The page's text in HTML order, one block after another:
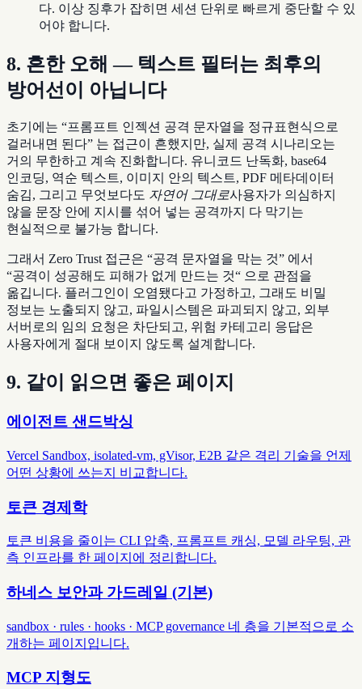
다. 이상 징후가 잡히면 세션 단위로 빠르게 중단할 수 있
어야 합니다.
8. 흔한 오해 — 텍스트 필터는 최후의
방어선이 아닙니다
초기에는 “프롬프트 인젝션 공격 문자열을 정규표현식으로
걸러내면 된다” 는 접근이 흔했지만, 실제 공격 시나리오는
거의 무한하고 계속 진화합니다. 유니코드 난독화, base64
인코딩, 역순 텍스트, 이미지 안의 텍스트, PDF 메타데이터
숨김, 그리고 무엇보다도 자연어 그대로사용자가 의심하지
않을 문장 안에 지시를 섞어 넣는 공격까지 다 막기는
현실적으로 불가능 합니다.
그래서 Zero Trust 접근은 “공격 문자열을 막는 것” 에서
“공격이 성공해도 피해가 없게 만드는 것“ 으로 관점을
옮깁니다. 플러그인이 오염됐다고 가정하고, 그래도 비밀
정보는 노출되지 않고, 파일시스템은 파괴되지 않고, 외부
서버로의 임의 요청은 차단되고, 위험 카테고리 응답은
사용자에게 절대 보이지 않도록 설계합니다.
9. 같이 읽으면 좋은 페이지
에이전트 샌드박싱
Vercel Sandbox, isolated-vm, gVisor, E2B 같은 격리 기술을 언제
어떤 상황에 쓰는지 비교합니다.
토큰 경제학
토큰 비용을 줄이는 CLI 압축, 프롬프트 캐싱, 모델 라우팅, 관
측 인프라를 한 페이지에 정리합니다.
하네스 보안과 가드레일 (기본)
sandbox · rules · hooks · MCP governance 네 층을 기본적으로 소
개하는 페이지입니다.
MCP 지형도